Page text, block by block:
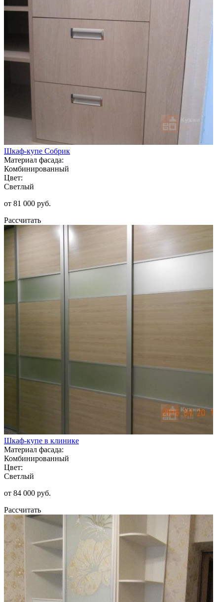
Шкаф-купе Собрик
Материал фасада:
Комбинированный
Цвет:
Светлый
от 81 000 руб.
Рассчитать
Шкаф-купе в клинике
Материал фасада:
Комбинированный
Цвет:
Светлый
от 84 000 руб.
Рассчитать